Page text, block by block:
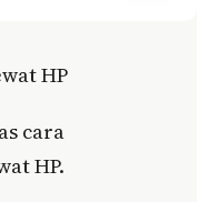
HP
cara
HP.